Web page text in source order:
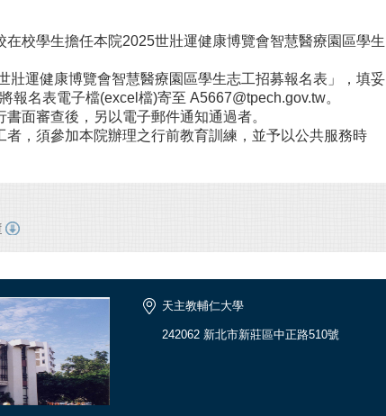
在校學生擔任本院2025世壯運健康博覽會智慧醫療園區學生
壯運健康博覽會智慧醫療園區學生志工招募報名表」，填妥
報名表電子檔(excel檔)寄至 A5667@tpech.gov.tw。
面審查後，另以電子郵件通知通過者。
者，須參加本院辦理之行前教育訓練，並予以公共服務時
天主教輔仁大學
242062 新北市新莊區中正路510號